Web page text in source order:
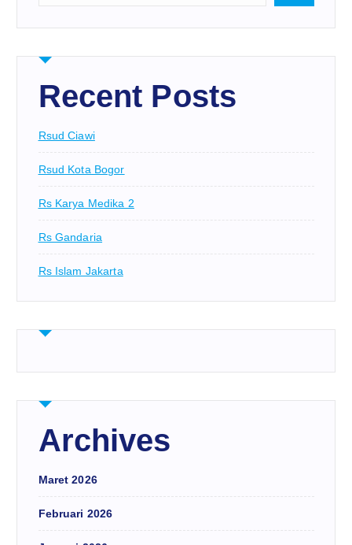
Recent Posts
Rsud Ciawi
Rsud Kota Bogor
Rs Karya Medika 2
Rs Gandaria
Rs Islam Jakarta
Archives
Maret 2026
Februari 2026